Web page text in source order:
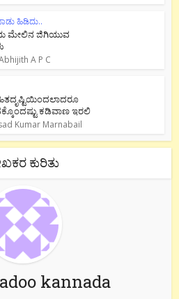
ಹಿಡಿದು..
ಮೇಲಿನ ಜಿಗಿಯುವ
A P C
ಕಡಿವಾಣ ಇರಲಿ
Kumar Marnabail
ಕುರಿತು
kannada